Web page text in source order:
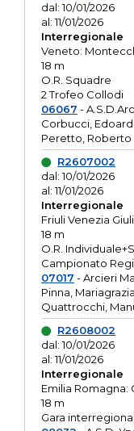
dal: 10/01/2026
al: 11/01/2026
Interregionale
Veneto:
18 m
O.R. Squadre
2 Trofeo Collodi
06067 -
Corbucci,
Peretto, Roberto
R2607002
dal: 10/01/2026
al: 11/01/2026
Interregionale
Friuli Venezia
18 m
O.R.
Campionato
07017 - Arcieri
Pinna, Mariagrazia
Quattrocchi,
R2608002
dal: 10/01/2026
al: 11/01/2026
Interregionale
Emilia Romagna:
18 m
Gara